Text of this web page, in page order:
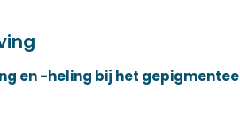
en -heling bij het